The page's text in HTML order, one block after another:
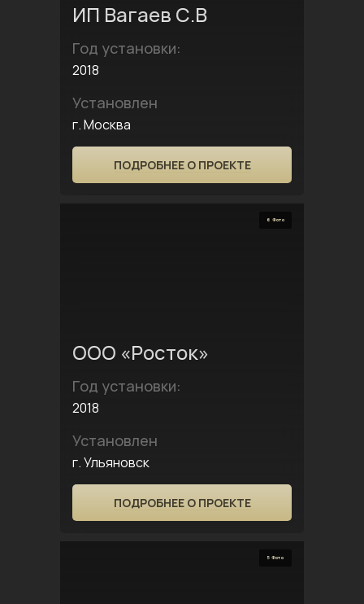
ИП Вагаев С.В
Год установки:
2018
Установлен
г. Москва
ПОДРОБНЕЕ О ПРОЕКТЕ
6 Фото
ООО «Росток»
Год установки:
2018
Установлен
г. Ульяновск
ПОДРОБНЕЕ О ПРОЕКТЕ
5 Фото